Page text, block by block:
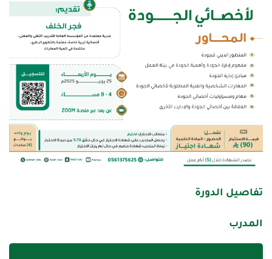
تفاصيل الدورة
المدرب